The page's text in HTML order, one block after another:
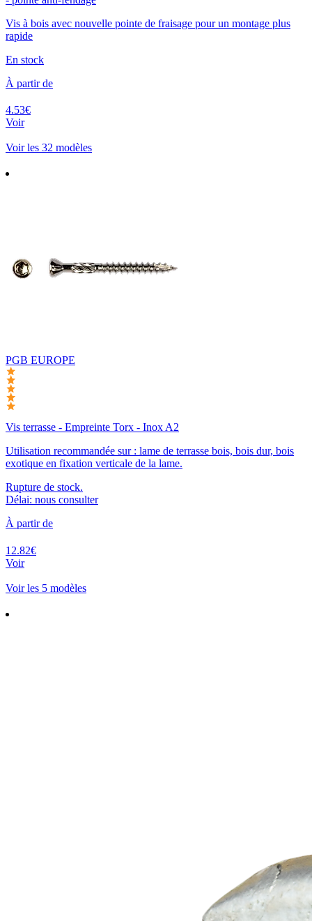
Vis à bois avec nouvelle pointe de fraisage pour un montage plus
rapide
En stock
À partir de
4.53€
Voir
Voir les 32 modèles
PGB EUROPE
Vis terrasse - Empreinte Torx - Inox A2
Utilisation recommandée sur : lame de terrasse bois, bois dur, bois
exotique en fixation verticale de la lame.
Rupture de stock.
Délai: nous consulter
À partir de
12.82€
Voir
Voir les 5 modèles